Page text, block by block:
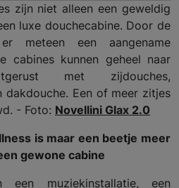
zijn niet alleen een geweldig
luxe douchecabine. Door de
meteen een aangename
cabines kunnen geheel naar
met zijdouches,
dakdouche. Een of meer zitjes
- Foto: Novellini Glax 2.0
is maar een beetje meer
gewone cabine
een muziekinstallatie, een